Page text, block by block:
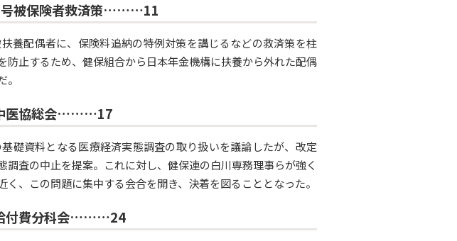
号被保険者救済策………11
養配偶者に、保険料追納の特例対策を講じるなどの救済策を柱
防止するため、健保組合から日本年金機構に扶養から外れた配偶
医協総会………17
礎資料となる医療経済実態調査の取り扱いを議論したが、改定
査の中止を提案。これに対し、健保連の白川専務理事らが強く
、この問題に集中する会合を開き、決着を図ることとなった。
付費分科会………24